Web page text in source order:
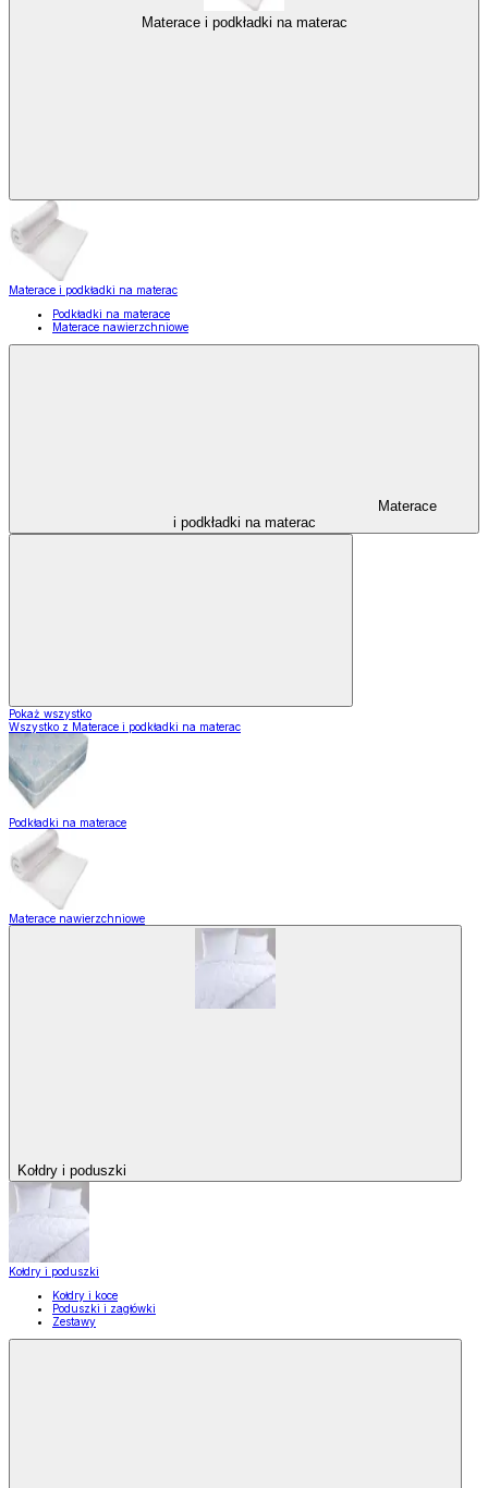
Materace i podkładki na materac
Materace i podkładki na materac
Podkładki na materace
Materace nawierzchniowe
Materace
i podkładki na materac
Pokaż wszystko
Wszystko z Materace i podkładki na materac
Podkładki na materace
Materace nawierzchniowe
Kołdry i poduszki
Kołdry i poduszki
Kołdry i koce
Poduszki i zagłówki
Zestawy